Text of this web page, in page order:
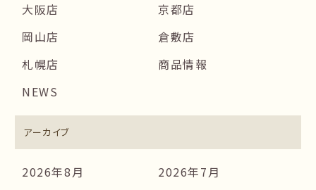
大阪店
京都店
岡山店
倉敷店
札幌店
商品情報
NEWS
アーカイブ
2026年8月
2026年7月